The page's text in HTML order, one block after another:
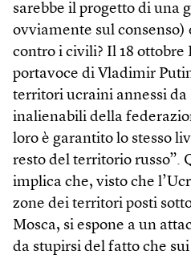
sarebbe il progetto di una
ovviamente sul consenso)
contro i civili? Il 18 ottobre
portavoce di Vladimir
territori ucraini annessi da
inalienabili della
loro è garantito lo stesso
resto del territorio russo”.
implica che, visto che
zone dei territori posti
Mosca, si espone a un
da stupirsi del fatto che